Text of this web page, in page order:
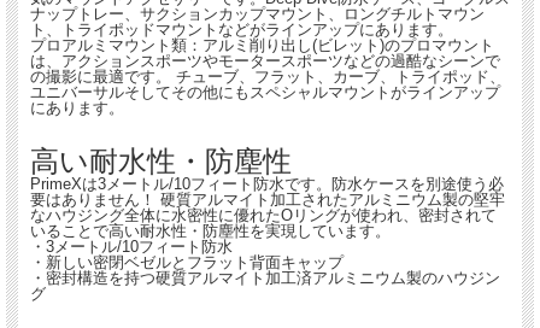
ナップトレー、サクションカップマウント、ロングチルトマウン
ト、トライポッドマウントなどがラインアップにあります。
プロアルミマウント類：アルミ削り出し(ビレット)のプロマウント
は、アクションスポーツやモータースポーツなどの過酷なシーンで
の撮影に最適です。 チューブ、フラット、カーブ、トライポッド、
ユニバーサルそしてその他にもスペシャルマウントがラインアップ
にあります。
高い耐水性・防塵性
PrimeXは3メートル/10フィート防水です。防水ケースを別途使う必
要はありません！ 硬質アルマイト加工されたアルミニウム製の堅牢
なハウジング全体に水密性に優れたOリングが使われ、密封されて
いることで高い耐水性・防塵性を実現しています。
・3メートル/10フィート防水
・新しい密閉ベゼルとフラット背面キャップ
・密封構造を持つ硬質アルマイト加工済アルミニウム製のハウジン
グ